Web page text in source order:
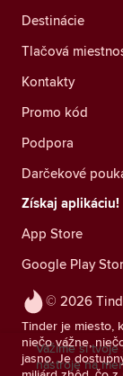
© 2026
Tinder je miesto,
niečo vážne,
jasno. Je
Destinácie
Tlačová
Kontakty
Promo kód
Podpora
Darčekové
Získaj aplikáciu!
App Store
Google Play
Vážime si
nástroje na